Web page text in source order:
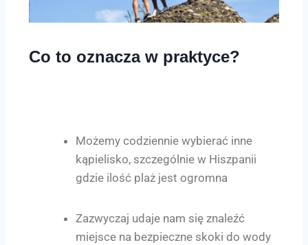
Co to oznacza w praktyce?
Możemy codziennie wybierać inne
kąpielisko, szczególnie w Hiszpanii
gdzie ilość plaż jest ogromna
Zazwyczaj udaje nam się znaleźć
miejsce na bezpieczne skoki do wody